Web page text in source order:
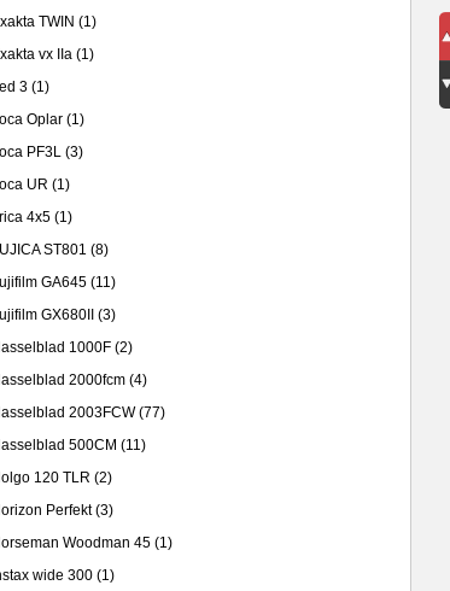
TWIN (1)
vx IIa (1)
3 (1)
Oplar (1)
PF3L (3)
UR (1)
4x5 (1)
ST801 (8)
GA645 (11)
GX680II
(3)
1000F (2)
2000fcm (4)
2003FCW(77)
500CM (11)
120 TLR (2)
Perfekt(3)
Woodman 45 (1)
wide 300 (1)